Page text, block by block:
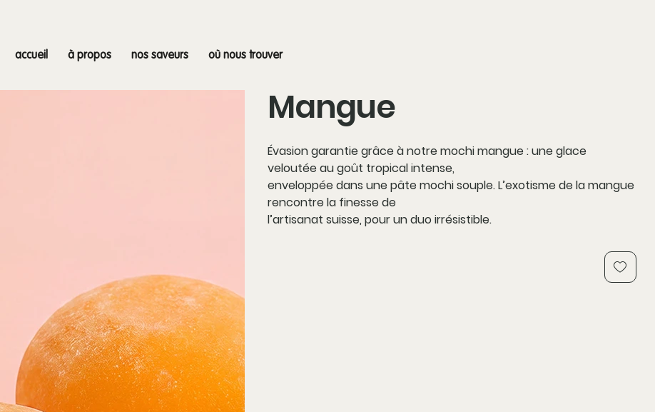
accueil à propos nos saveurs où nous trouver
Mangue
Évasion garantie grâce à notre mochi mangue : une glace
veloutée au goût tropical intense,
enveloppée dans une pâte mochi souple. L’exotisme de la mangue
rencontre la finesse de
l’artisanat suisse, pour un duo irrésistible.